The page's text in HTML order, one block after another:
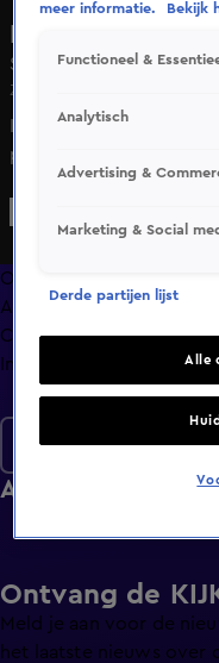
Seizoen 2026, aflevering
Za 6 juni, 22:39
In Arnhem staat Ye,
podium voor z'n
Parenclubs hebben
geheim? En wie of wat
boom?
Overzicht
Afleveringen
Clips
Info
Afleveringen
Seizoen 2026
Ontvang de
Meld je aan voor de
het laatste nieuws over
meer informatie.
Bekijk
Functioneel &
Analytisch
Advertising &
Marketing & Social
Derde partijen lijst
Alle